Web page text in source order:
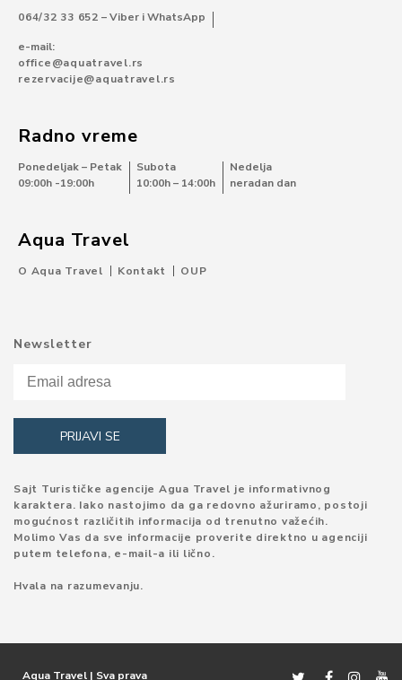
064/32 33 652 – Viber i WhatsApp
e-mail:
office@aquatravel.rs
rezervacije@aquatravel.rs
Radno vreme
Ponedeljak – Petak
09:00h -19:00h
Subota
10:00h – 14:00h
Nedelja
neradan dan
Aqua Travel
O Aqua Travel Kontakt OUP
Newsletter
Sajt Turističke agencije Agua Travel je informativnog
karaktera. Iako nastojimo da ga redovno ažuriramo, postoji
mogućnost različitih informacija od trenutno važećih.
Molimo Vas da sve informacije proverite direktno u agenciji
putem telefona, e-mail-a ili lično.
Hvala na razumevanju.
Aqua Travel | Sva prava